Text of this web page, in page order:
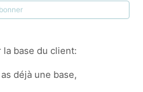
Consult via VPN
base du client:
déjà une base,